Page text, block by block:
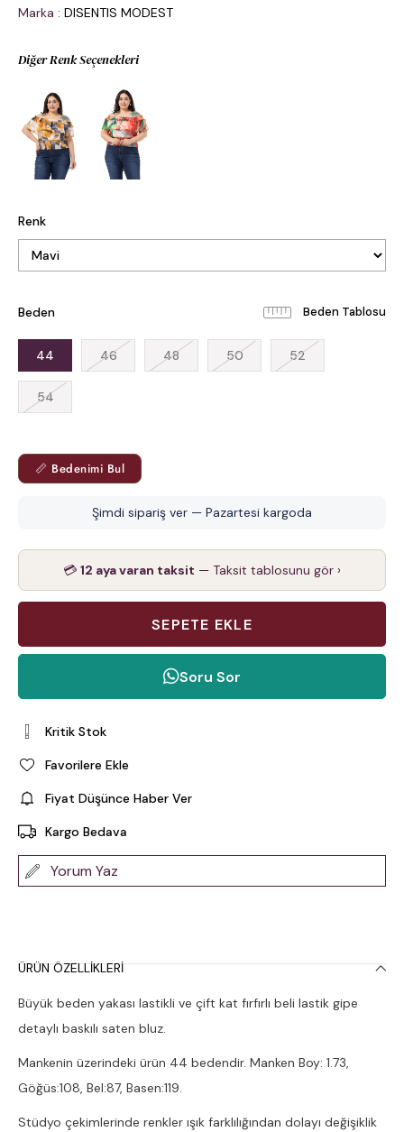
Marka : DISENTIS MODEST
Diğer Renk Seçenekleri
Renk
Beden Beden Tablosu
44 46 48 50 52
54
📏 Bedenimi Bul
Şimdi sipariş ver — Pazartesi kargoda
💳 12 aya varan taksit — Taksit tablosunu gör ›
Soru Sor
Kritik Stok
Favorilere Ekle
Fiyat Düşünce Haber Ver
Kargo Bedava
Yorum Yaz
ÜRÜN ÖZELLIKLERI
Büyük beden yakası lastikli ve çift kat fırfırlı beli lastik gipe
detaylı baskılı saten bluz.
Mankenin üzerindeki ürün 44 bedendir. Manken Boy: 1.73,
Göğüs:108, Bel:87, Basen:119.
Stüdyo çekimlerinde renkler ışık farklılığından dolayı değişiklik